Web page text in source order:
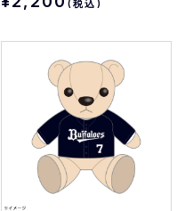
(税込)